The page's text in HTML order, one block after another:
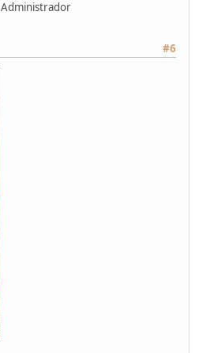
Administrador
#6